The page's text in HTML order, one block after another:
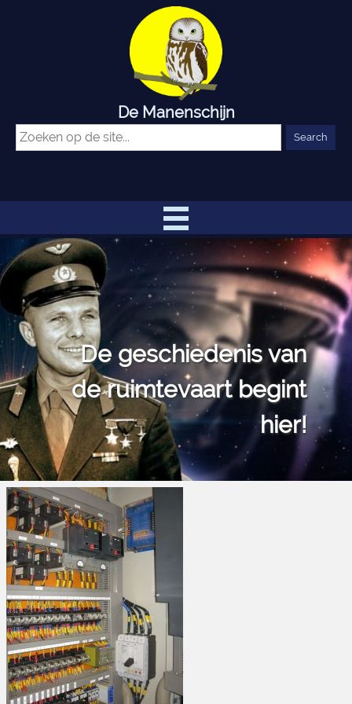
De Manenschijn
De geschiedenis van
de ruimtevaart begint
hier!